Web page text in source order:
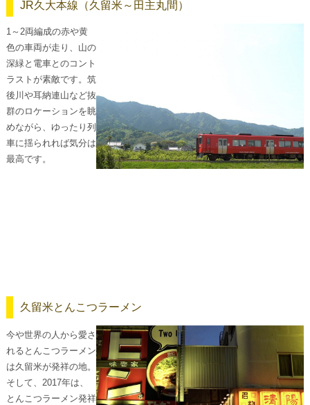
JR久大本線（久留米～田主丸間）
1～2両編成の赤や黄
色の車両が走り、山の
深緑と電車とのコント
ラストが素敵です。筑
後川や耳納連山など抜
群のロケーションを眺
めながら、ゆったり列
車に揺られれば気分は
最高です。
久留米とんこつラーメン
今や世界の人から愛さ
れるとんこつラーメン
は久留米が発祥の地。
そして、2017年は、
とんこつラーメン発祥